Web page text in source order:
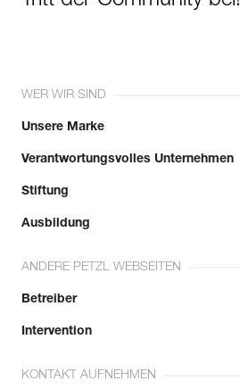
WER WIR SIND
Unsere Marke
Verantwortungsvolles Unternehmen
Stiftung
Ausbildung
ANDERE PETZL WEBSEITEN
Betreiber
Intervention
KONTAKT AUFNEHMEN